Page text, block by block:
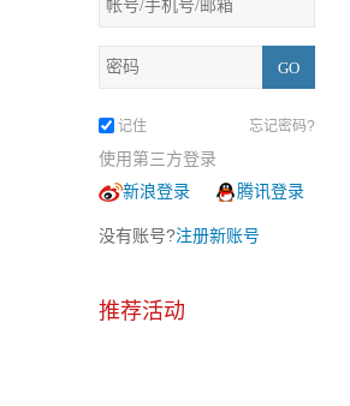
记住 忘记密码?
使用第三方登录
新浪登录
腾讯登录
没有账号?注册新账号
推荐活动